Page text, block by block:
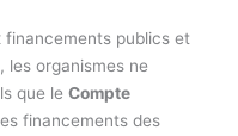
financements publics et
organismes ne
que leCompte
financements des